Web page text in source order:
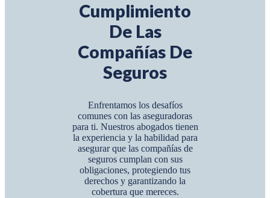
Cumplimiento
De Las
Compañías De
Seguros
Enfrentamos los desafíos
comunes con las aseguradoras
para ti. Nuestros abogados tienen
la experiencia y la habilidad para
asegurar que las compañías de
seguros cumplan con sus
obligaciones, protegiendo tus
derechos y garantizando la
cobertura que mereces.